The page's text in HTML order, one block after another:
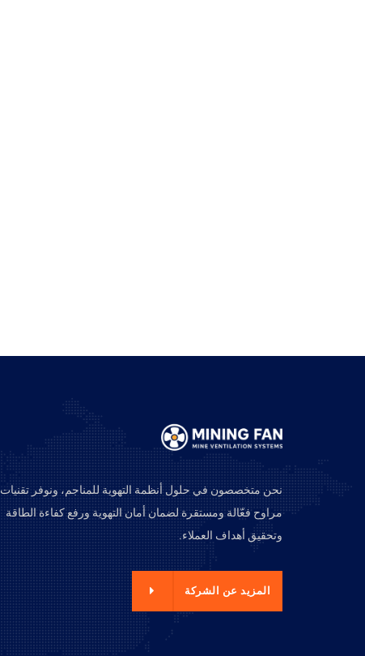
نحن متخصصون في حلول أنظمة التهوية للمناجم، ونوفر تقنيات
مراوح فعّالة ومستقرة لضمان أمان التهوية ورفع كفاءة الطاقة
وتحقيق أهداف العملاء.
المزيد عن الشركة